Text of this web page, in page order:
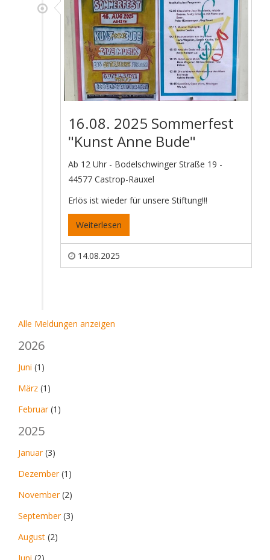
16.08. 2025 Sommerfest
"Kunst Anne Bude"
Ab 12 Uhr - Bodelschwinger Straße 19 -
44577 Castrop-Rauxel
Erlös ist wieder für unsere Stiftung!!!
Weiterlesen
14.08.2025
Alle Meldungen anzeigen
2026
Juni (1)
März (1)
Februar(1)
2025
Januar(3)
Dezember(1)
November(2)
September(3)
August (2)
Juni (2)